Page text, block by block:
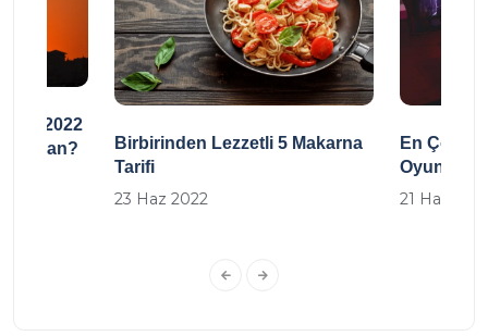
2022
Zaman?
Birbirinden Lezzetli 5 Makarna
Tarifi
23 Haz 2022
En Çok
Oyunlar
21 Haz